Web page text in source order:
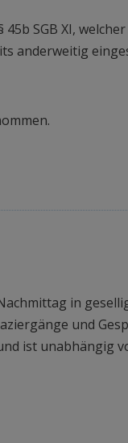
45b SGB XI,
anderweitig
in
und
ist unabhängig